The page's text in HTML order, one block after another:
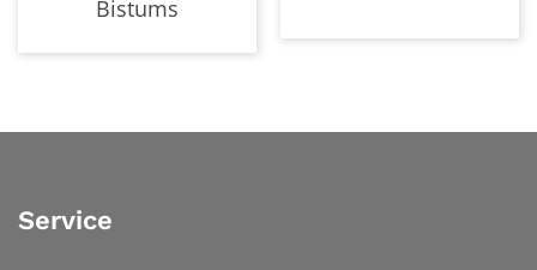
Bistums
Service